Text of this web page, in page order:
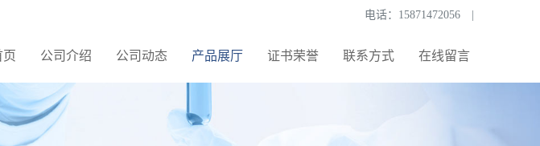
电话： 15871472056
公司介绍 公司动态 产品展厅 证书荣誉 联系方式 在线留言